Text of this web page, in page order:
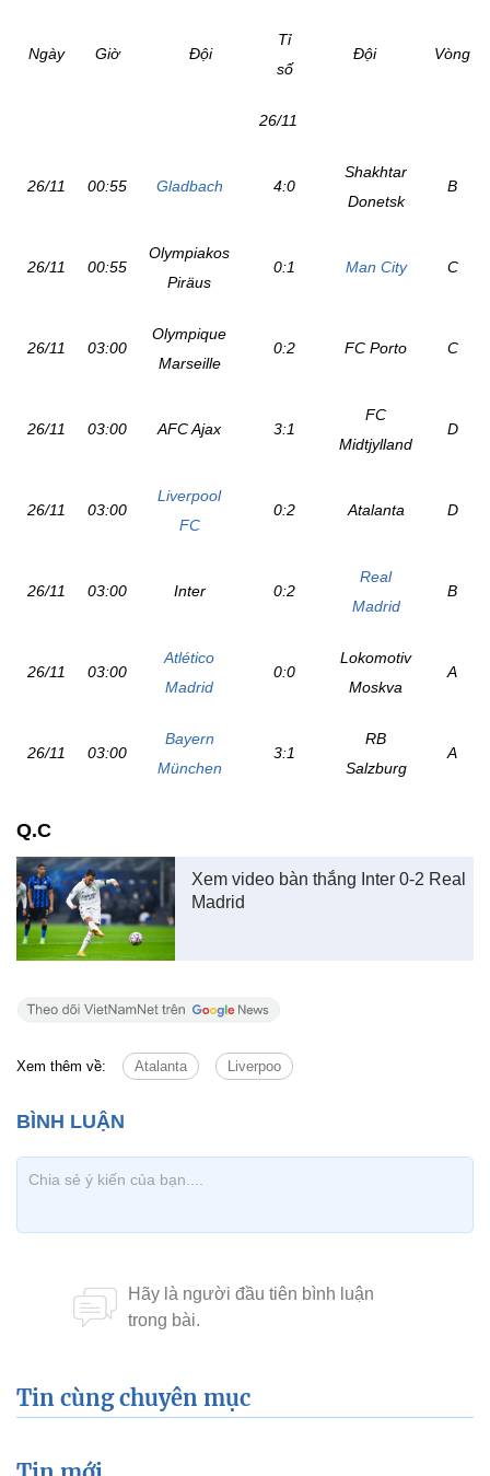
Ngày Giờ Đội
Tỉ
số
Đội Vòng
26/11
26/11 00:55 Gladbach 4:0
Shakhtar
Donetsk
B
26/11 00:55
Olympiakos
Piräus
0:1 Man City C
26/11 03:00
Olympique
Marseille
0:2 FC Porto C
26/11 03:00 AFC Ajax 3:1
FC
Midtjylland
D
26/11 03:00
Liverpool
FC
0:2 Atalanta D
26/11 03:00 Inter 0:2
Real
Madrid
B
26/11 03:00
Atlético
Madrid
0:0
Lokomotiv
Moskva
A
26/11 03:00
Bayern
München
3:1
RB
Salzburg
A
Q.C
Xem video bàn thắng Inter 0-2 Real
Madrid
Xem thêm về: Atalanta Liverpoo
Tin cùng chuyên mục